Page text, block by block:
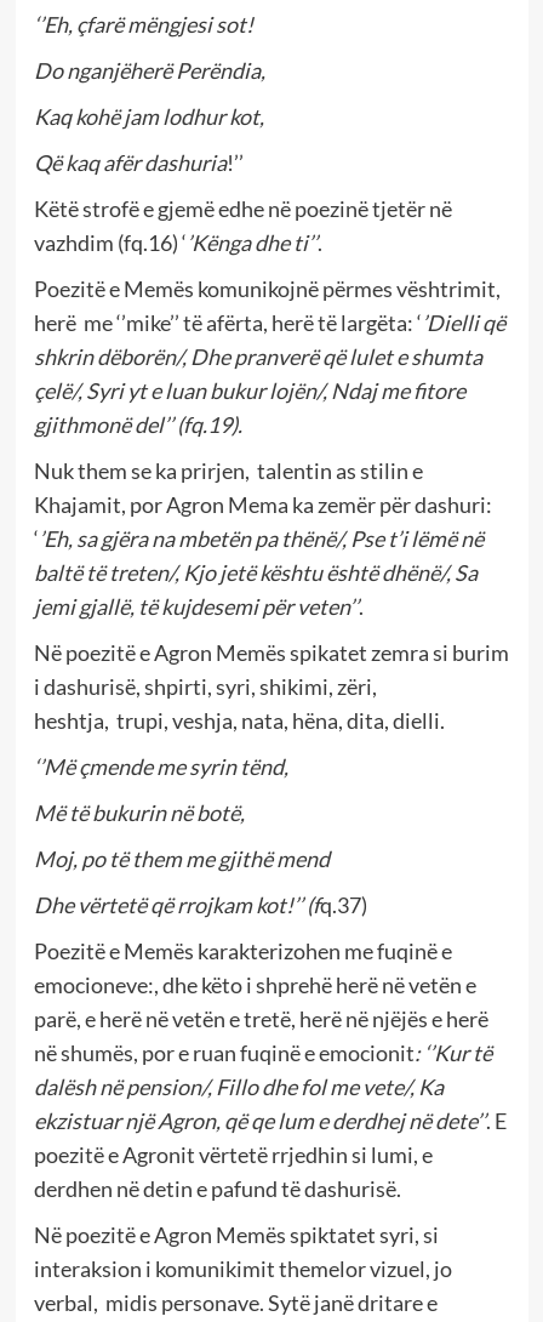
‘’Eh, çfarë mëngjesi sot!
Do nganjëherë Perëndia,
Kaq kohë jam lodhur kot,
Që kaq afër dashuria!’’
Këtë strofë e gjemë edhe në poezinë tjetër në
vazhdim (fq.16) ‘’Kënga dhe ti’’.
Poezitë e Memës komunikojnë përmes vështrimit,
herë me ‘’mike’’ të afërta, herë të largëta: ‘’Dielli që
shkrin dëborën/, Dhe pranverë që lulet e shumta
çelë/, Syri yt e luan bukur lojën/, Ndaj me fitore
gjithmonë del’’ (fq.19).
Nuk them se ka prirjen, talentin as stilin e
Khajamit, por Agron Mema ka zemër për dashuri:
‘’Eh, sa gjëra na mbetën pa thënë/, Pse t’i lëmë në
baltë të treten/, Kjo jetë kështu është dhënë/, Sa
jemi gjallë, të kujdesemi për veten’’.
Në poezitë e Agron Memës spikatet zemra si burim
i dashurisë, shpirti, syri, shikimi, zëri,
heshtja, trupi, veshja, nata, hëna, dita, dielli.
‘’Më çmende me syrin tënd,
Më të bukurin në botë,
Moj, po të them me gjithë mend
Dhe vërtetë që rrojkam kot!’’ (fq.37)
Poezitë e Memës karakterizohen me fuqinë e
emocioneve:, dhe këto i shprehë herë në vetën e
parë, e herë në vetën e tretë, herë në njëjës e herë
në shumës, por e ruan fuqinë e emocionit: ‘’Kur të
dalësh në pension/, Fillo dhe fol me vete/, Ka
ekzistuar një Agron, që qe lum e derdhej në dete’’. E
poezitë e Agronit vërtetë rrjedhin si lumi, e
derdhen në detin e pafund të dashurisë.
Në poezitë e Agron Memës spiktatet syri, si
interaksion i komunikimit themelor vizuel, jo
verbal, midis personave. Sytë janë dritare e